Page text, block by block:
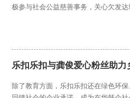
极参与社会公益慈善事务，关心欠发
乐扣乐扣与龚俊爱心粉丝助
除了教育方面，乐扣乐扣还在绿色环